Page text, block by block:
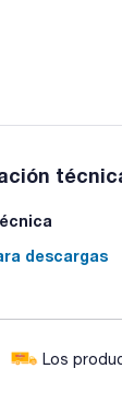
descargas
Los